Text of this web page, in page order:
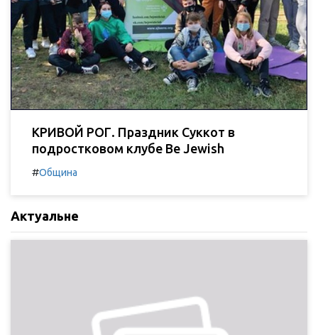
КРИВОЙ РОГ. Праздник Суккот в
подростковом клубе Be Jewish
#Община
Актуальне